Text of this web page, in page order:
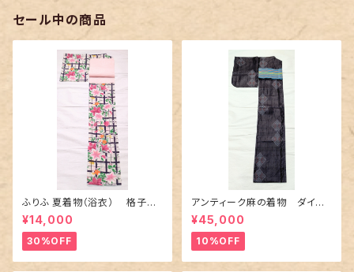
セール中の商品
ふりふ 夏着物（浴衣） 格子に
百合や秋草花
¥14,000
30%OFF
アンティーク麻の着物 ダイヤ
に市松柄の上布
¥45,000
10%OFF